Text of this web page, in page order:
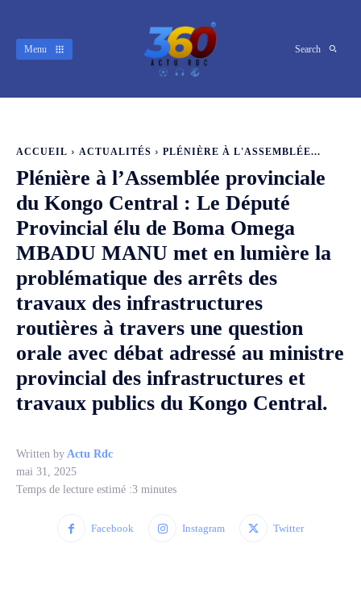
Menu Search
ACCUEIL ACTUALITÉS PLÉNIÈRE À L'ASSEMBLÉE...
Plénière à l’Assemblée provinciale
du Kongo Central : Le Député
Provincial élu de Boma Omega
MBADU MANU met en lumière la
problématique des arrêts des
travaux des infrastructures
routières à travers une question
orale avec débat adressé au ministre
provincial des infrastructures et
travaux publics du Kongo Central.
Written by Actu Rdc
mai 31, 2025
Temps de lecture estimé :3 minutes
Facebook Instagram Twitter